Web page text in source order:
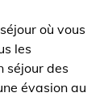
où vous
les
séjour des
évasion au